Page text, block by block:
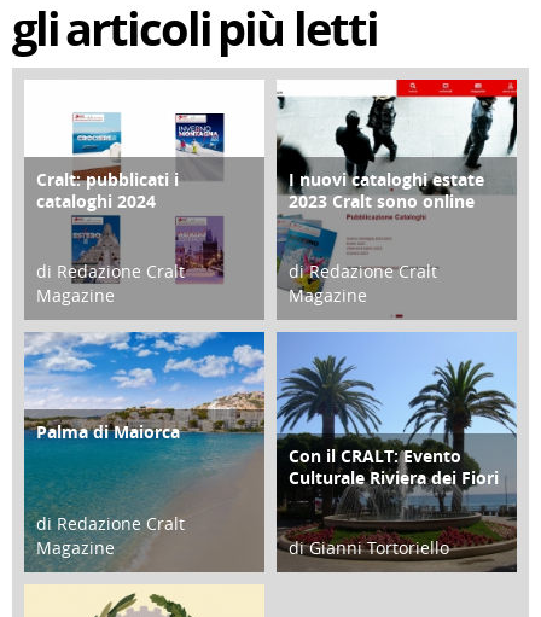
gliarticolipiù letti
COPERTINA
Cralt: pubblicati i
cataloghi 2024
di Redazione Cralt
Magazine
21 Novembre 2023
CONTRO COPERTINA
I nuovi cataloghi estate
2023 Cralt sono online
di Redazione Cralt
Magazine
07 Marzo 2023
ATTIVITÀ
Palma di Maiorca
di Redazione Cralt
Magazine
25 Giugno 2016
ATTIVITÀ
Con il CRALT: Evento
Culturale Riviera dei Fiori
di Gianni Tortoriello